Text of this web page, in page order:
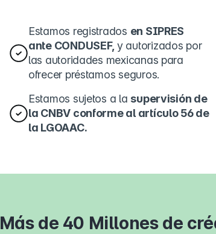
Estamos registrados en SIPRES
ante CONDUSEF, y autorizados por
las autoridades mexicanas para
ofrecer préstamos seguros.
Estamos sujetos a la supervisión de
la CNBV conforme al artículo 56 de
la LGOAAC.
Más de 40 Millones de